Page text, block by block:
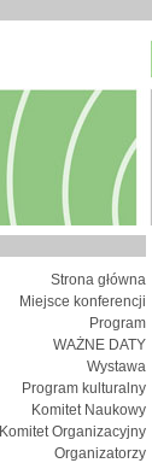
Strona główna
Miejsce konferencji
Program
WAŻNE DATY
Wystawa
Program kulturalny
Komitet Naukowy
Komitet Organizacyjny
Organizatorzy